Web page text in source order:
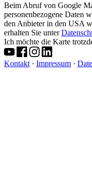
Beim Abruf von Google
personenbezogene Daten
den Anbieter in den USA
erhalten Sie unter
Ich möchte die Karte
Kontakt · Impressum ·